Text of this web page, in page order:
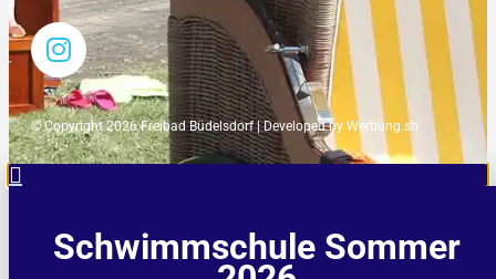
© Copyright 2026 Freibad Büdelsdorf | Developed by Werbung.sh
Schwimmschule Sommer